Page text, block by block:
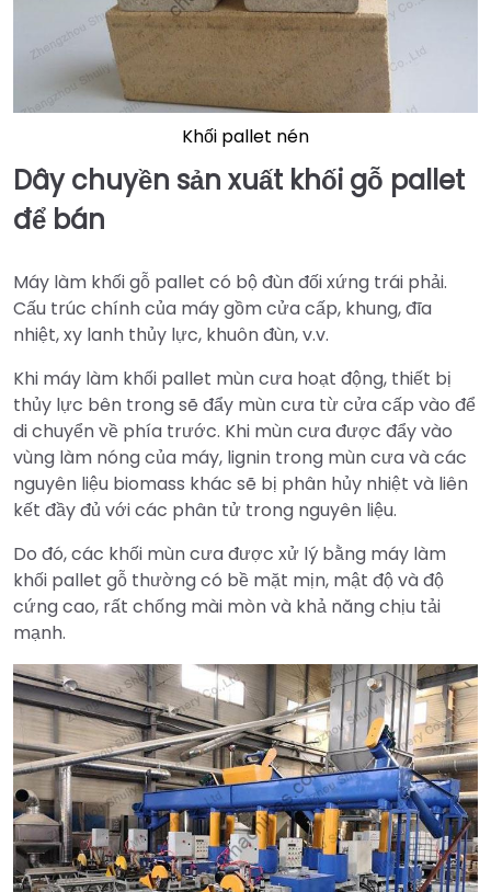
Khối pallet nén
Dây chuyền sản xuất khối gỗ pallet
để bán
Máy làm khối gỗ pallet có bộ đùn đối xứng trái phải.
Cấu trúc chính của máy gồm cửa cấp, khung, đĩa
nhiệt, xy lanh thủy lực, khuôn đùn, v.v.
Khi máy làm khối pallet mùn cưa hoạt động, thiết bị
thủy lực bên trong sẽ đẩy mùn cưa từ cửa cấp vào để
di chuyển về phía trước. Khi mùn cưa được đẩy vào
vùng làm nóng của máy, lignin trong mùn cưa và các
nguyên liệu biomass khác sẽ bị phân hủy nhiệt và liên
kết đầy đủ với các phân tử trong nguyên liệu.
Do đó, các khối mùn cưa được xử lý bằng máy làm
khối pallet gỗ thường có bề mặt mịn, mật độ và độ
cứng cao, rất chống mài mòn và khả năng chịu tải
mạnh.